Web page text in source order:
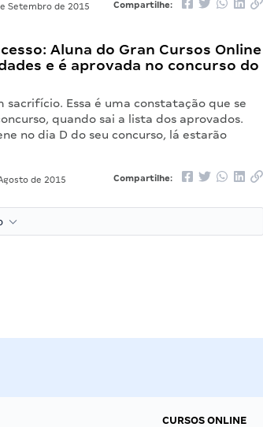
Setembro de 2015 Compartilhe:
Aluna do Gran Cursos Online
e é aprovada no concurso do
sacrifício. Essa é uma constatação que se
quando sai a lista dos aprovados.
no dia D do seu concurso, lá estarão
de 2015 Compartilhe:
CURSOS ONLINE